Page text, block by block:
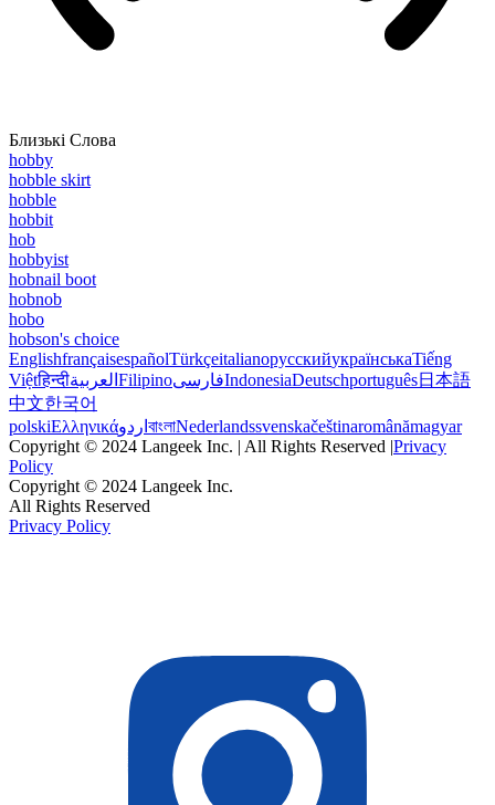
Близькі Слова
hobby
hobble skirt
hobble
hobbit
hob
hobbyist
hobnail boot
hobnob
hobo
hobson's choice
EnglishfrançaisespañolTürkçeitalianoрусскийукраїнськаTiếng
Việtहिन्दीالعربية FilipinoفارسیIndonesiaDeutschportuguês日本語
中文한국어
polskiΕλληνικάاردو বাংলাNederlandssvenskačeštinaromânămagyar
Copyright © 2024 Langeek Inc. | All Rights Reserved |Privacy
Policy
Copyright © 2024 Langeek Inc.
All Rights Reserved
Privacy Policy